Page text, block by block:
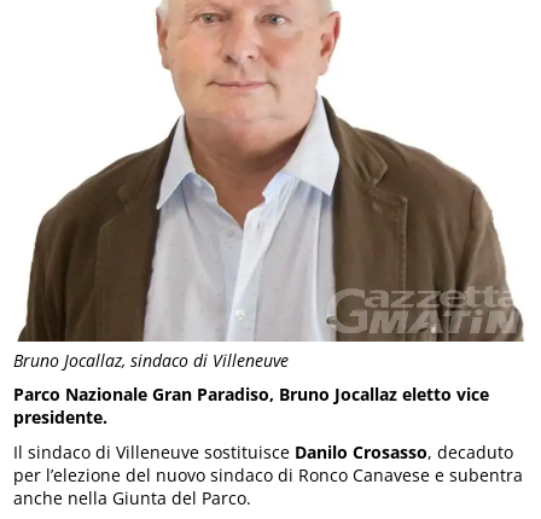
Bruno Jocallaz, sindaco di Villeneuve
Parco Nazionale Gran Paradiso, Bruno Jocallaz eletto vice
presidente.
Il sindaco di Villeneuve sostituisce Danilo Crosasso, decaduto
per l’elezione del nuovo sindaco di Ronco Canavese e subentra
anche nella Giunta del Parco.